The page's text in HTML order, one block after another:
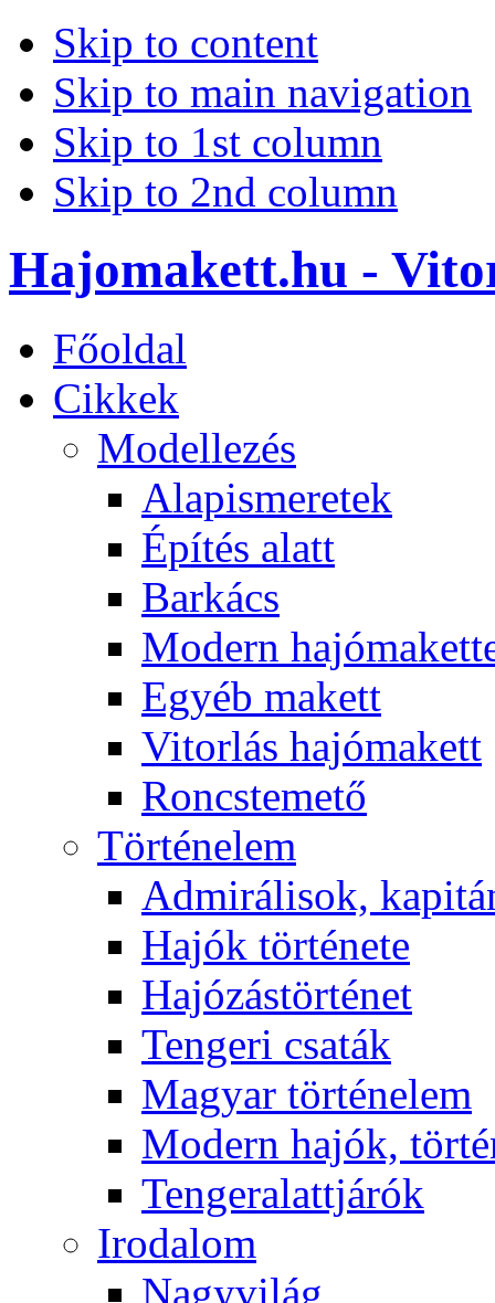
Skip to content
Skip to main navigation
Skip to 1st column
Skip to 2nd column
Hajomakett.hu -
Főoldal
Cikkek
Modellezés
Alapismeretek
Építés alatt
Barkács
Modern
Egyéb makett
Vitorlás hajómakett
Roncstemető
Történelem
Admirálisok,
Hajók története
Hajózástörténet
Tengeri csaták
Magyar történelem
Modern hajók,
Tengeralattjárók
Irodalom
Nagyvilág